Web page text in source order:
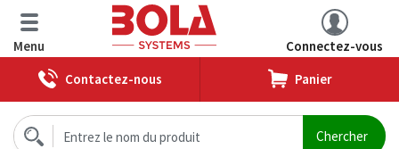
Menu
Connectez-vous
Contactez-nous
Panier